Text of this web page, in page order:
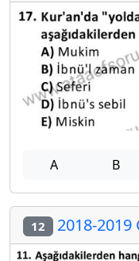
A B
12 2018-2019